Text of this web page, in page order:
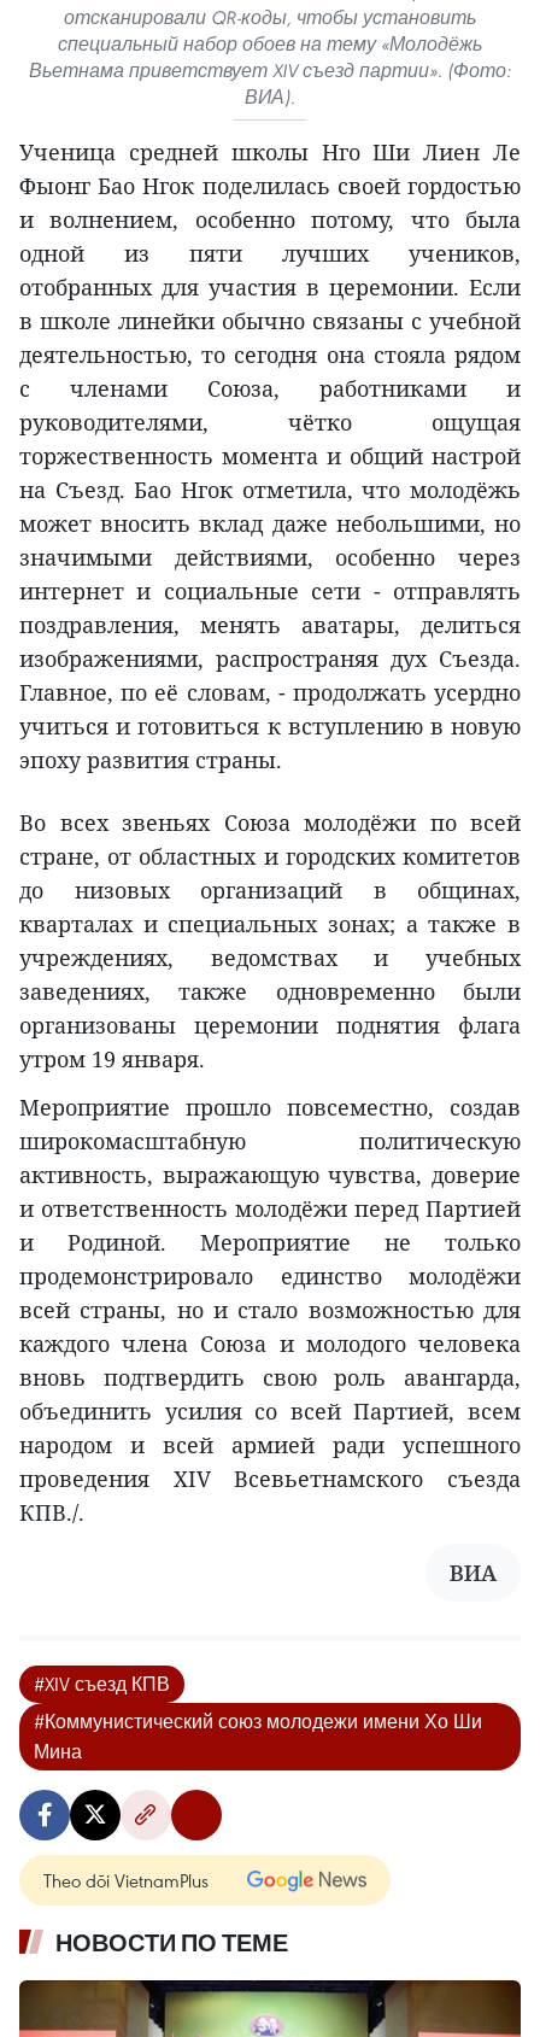
отсканировали QR-коды, чтобы установить
специальный набор обоев на тему «Молодёжь
Вьетнама приветствует XIV съезд партии». (Фото:
ВИА).
Ученица средней школы Нго Ши Лиен Ле
Фыонг Бао Нгок поделилась своей гордостью
и волнением, особенно потому, что была
одной из пяти лучших учеников,
отобранных для участия в церемонии. Если
в школе линейки обычно связаны с учебной
деятельностью, то сегодня она стояла рядом
с членами Союза, работниками и
руководителями, чётко ощущая
торжественность момента и общий настрой
на Съезд. Бао Нгок отметила, что молодёжь
может вносить вклад даже небольшими, но
значимыми действиями, особенно через
интернет и социальные сети - отправлять
поздравления, менять аватары, делиться
изображениями, распространяя дух Съезда.
Главное, по её словам, - продолжать усердно
учиться и готовиться к вступлению в новую
эпоху развития страны.
Во всех звеньях Союза молодёжи по всей
стране, от областных и городских комитетов
до низовых организаций в общинах,
кварталах и специальных зонах; а также в
учреждениях, ведомствах и учебных
заведениях, также одновременно были
организованы церемонии поднятия флага
утром 19 января.
Мероприятие прошло повсеместно, создав
широкомасштабную политическую
активность, выражающую чувства, доверие
и ответственность молодёжи перед Партией
и Родиной. Мероприятие не только
продемонстрировало единство молодёжи
всей страны, но и стало возможностью для
каждого члена Союза и молодого человека
вновь подтвердить свою роль авангарда,
объединить усилия со всей Партией, всем
народом и всей армией ради успешного
проведения XIV Всевьетнамского съезда
КПВ./.
ВИА
#XIV съезд КПВ
#Коммунистический союз молодежи имени Хо Ши
Мина
Theo dõi VietnamPlus
НОВОСТИ ПО ТЕМЕ